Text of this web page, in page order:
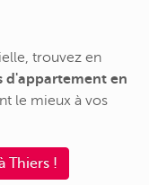
trouvez en
d'appartement en
le mieux à vos
Thiers !